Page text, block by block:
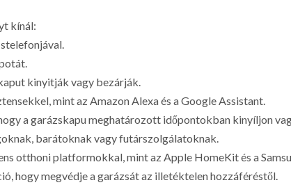
kínál:
kinyitják vagy bezárják.
mint az Amazon Alexa és a Google Assistant.
a garázskapu meghatározott időpontokban kinyíljon
barátoknak vagy futárszolgálatoknak.
otthoni platformokkal, mint az Apple HomeKit és a
hogy megvédje a garázsát az illetéktelen hozzáféréstől.